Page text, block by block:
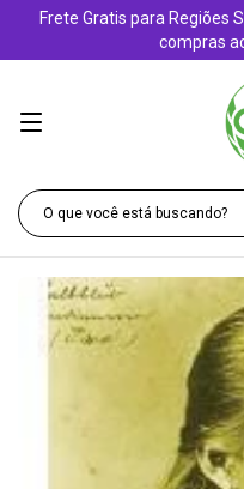
Frete Gratis para Regiões
compras